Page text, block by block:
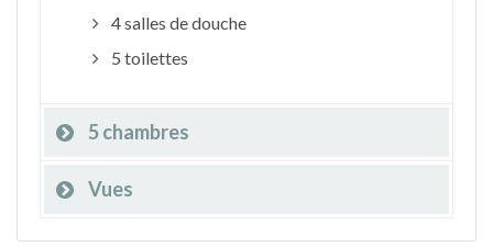
4 salles de douche
5 toilettes
5 chambres
Vues